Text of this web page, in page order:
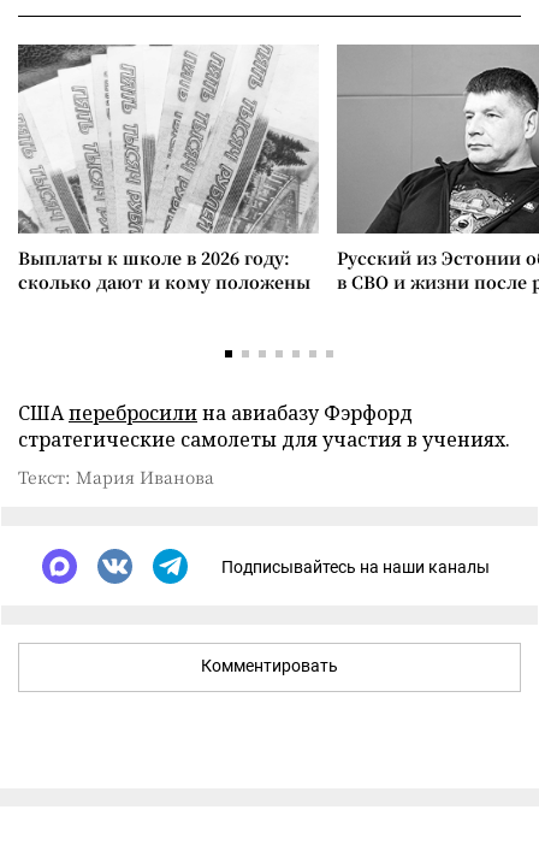
Выплаты к школе в 2026 году:
сколько дают и кому положены
Русский из Эстонии
в СВО и жизни после
СШАперебросилина авиабазу Фэрфорд
стратегические самолеты для участия в учениях.
Текст: Мария Иванова
Подписывайтесь на наши каналы
Комментировать